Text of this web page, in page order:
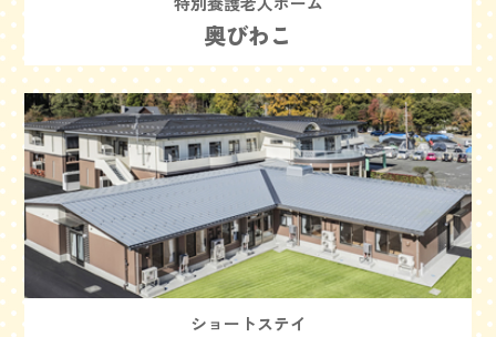
奥びわこ
ショートステイ